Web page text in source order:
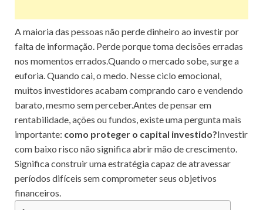
A maioria das pessoas não perde dinheiro ao investir por
falta de informação. Perde porque toma decisões erradas
nos momentos errados.Quando o mercado sobe, surge a
euforia. Quando cai, o medo. Nesse ciclo emocional,
muitos investidores acabam comprando caro e vendendo
barato, mesmo sem perceber.Antes de pensar em
rentabilidade, ações ou fundos, existe uma pergunta mais
importante: como proteger o capital investido?Investir
com baixo risco não significa abrir mão de crescimento.
Significa construir uma estratégia capaz de atravessar
períodos difíceis sem comprometer seus objetivos
financeiros.